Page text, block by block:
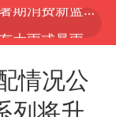
大雨或暴雨
回1300元
情况公